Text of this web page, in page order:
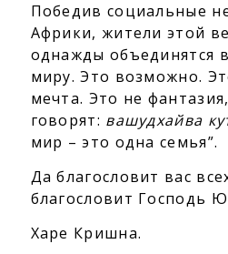
Победив социальные
Африки, жители этой
однажды объединятся
миру. Это возможно.
мечта. Это не
говорят: вашудхайва
мир – это одна семья”.
Да благословит вас
благословит Господь
Харе Кришна.